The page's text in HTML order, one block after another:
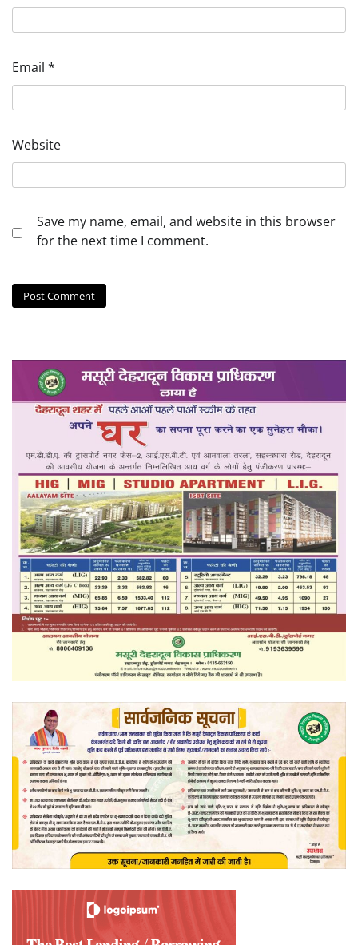
Email *
Website
Save my name, email, and website in this browser
for the next time I comment.